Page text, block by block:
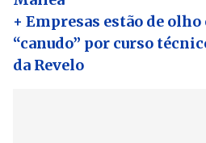
+ Empresas estão de
“canudo” por curso
da Revelo